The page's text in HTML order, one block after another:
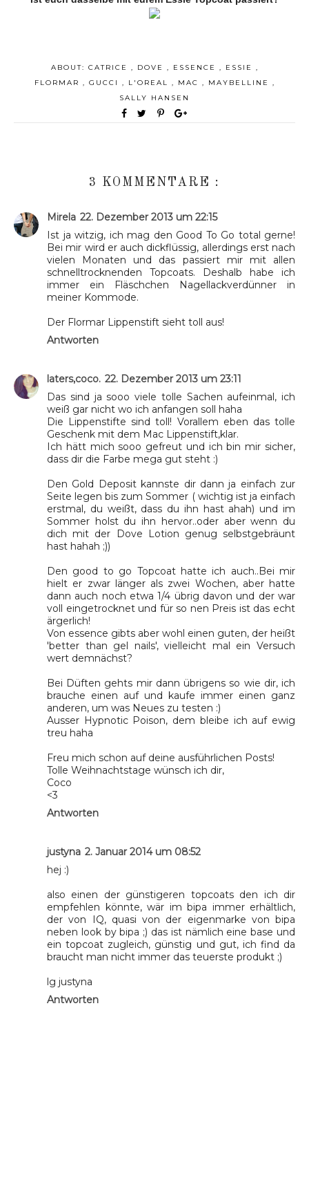
ABOUT: CATRICE , DOVE , ESSENCE , ESSIE ,
FLORMAR , GUCCI , L'OREAL , MAC , MAYBELLINE ,
SALLY HANSEN
3 KOMMENTARE :
Mirela 22. Dezember 2013 um 22:15
Ist ja witzig, ich mag den Good To Go total gerne!
Bei mir wird er auch dickflüssig, allerdings erst nach
vielen Monaten und das passiert mir mit allen
schnelltrocknenden Topcoats. Deshalb habe ich
immer ein Fläschchen Nagellackverdünner in
meiner Kommode.
Der Flormar Lippenstift sieht toll aus!
Antworten
laters,coco. 22. Dezember 2013 um 23:11
Das sind ja sooo viele tolle Sachen aufeinmal, ich
weiß gar nicht wo ich anfangen soll haha
Die Lippenstifte sind toll! Vorallem eben das tolle
Geschenk mit dem Mac Lippenstift,klar.
Ich hätt mich sooo gefreut und ich bin mir sicher,
dass dir die Farbe mega gut steht :)
Den Gold Deposit kannste dir dann ja einfach zur
Seite legen bis zum Sommer ( wichtig ist ja einfach
erstmal, du weißt, dass du ihn hast ahah) und im
Sommer holst du ihn hervor..oder aber wenn du
dich mit der Dove Lotion genug selbstgebräunt
hast hahah ;))
Den good to go Topcoat hatte ich auch..Bei mir
hielt er zwar länger als zwei Wochen, aber hatte
dann auch noch etwa 1/4 übrig davon und der war
voll eingetrocknet und für so nen Preis ist das echt
ärgerlich!
Von essence gibts aber wohl einen guten, der heißt
'better than gel nails', vielleicht mal ein Versuch
wert demnächst?
Bei Düften gehts mir dann übrigens so wie dir, ich
brauche einen auf und kaufe immer einen ganz
anderen, um was Neues zu testen :)
Ausser Hypnotic Poison, dem bleibe ich auf ewig
treu haha
Freu mich schon auf deine ausführlichen Posts!
Tolle Weihnachtstage wünsch ich dir,
Coco
<3
Antworten
justyna 2. Januar 2014 um 08:52
hej :)
also einen der günstigeren topcoats den ich dir
empfehlen könnte, wär im bipa immer erhältlich,
der von IQ, quasi von der eigenmarke von bipa
neben look by bipa ;) das ist nämlich eine base und
ein topcoat zugleich, günstig und gut, ich find da
braucht man nicht immer das teuerste produkt ;)
lg justyna
Antworten